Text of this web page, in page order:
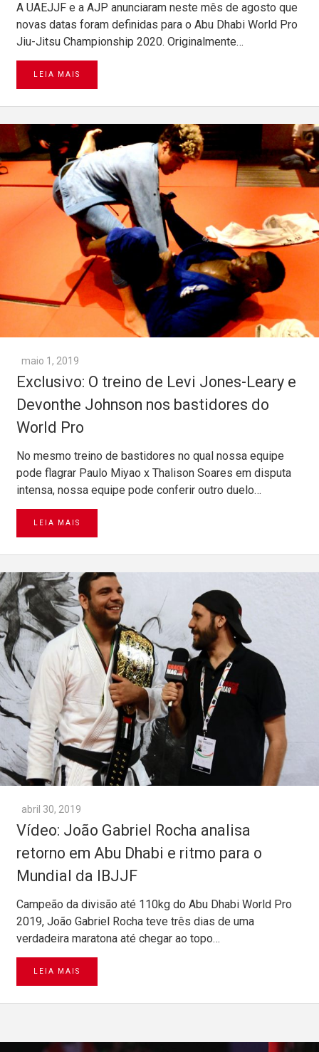
A UAEJJF e a AJP anunciaram neste mês de agosto que
novas datas foram definidas para o Abu Dhabi World Pro
Jiu-Jitsu Championship 2020. Originalmente…
LEIA MAIS
maio 1, 2019
Exclusivo: O treino de Levi Jones-Leary e
Devonthe Johnson nos bastidores do
World Pro
No mesmo treino de bastidores no qual nossa equipe
pode flagrar Paulo Miyao x Thalison Soares em disputa
intensa, nossa equipe pode conferir outro duelo…
LEIA MAIS
abril 30, 2019
Vídeo: João Gabriel Rocha analisa
retorno em Abu Dhabi e ritmo para o
Mundial da IBJJF
Campeão da divisão até 110kg do Abu Dhabi World Pro
2019, João Gabriel Rocha teve três dias de uma
verdadeira maratona até chegar ao topo…
LEIA MAIS